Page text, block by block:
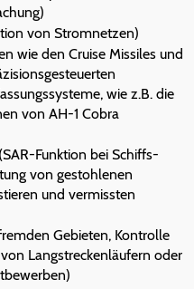
von Stromnetzen)
wie den Cruise Missiles und
wie z.B. die
von AH-1 Cobra
Funktion bei Schiffs-
von gestohlenen
und vermissten
Gebieten, Kontrolle
Langstreckenläufern oder